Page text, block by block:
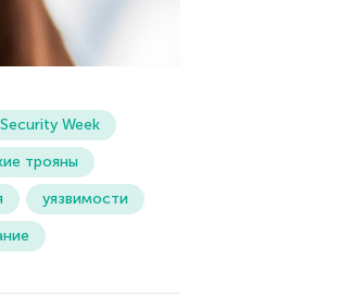
Security Week
трояны
уязвимости